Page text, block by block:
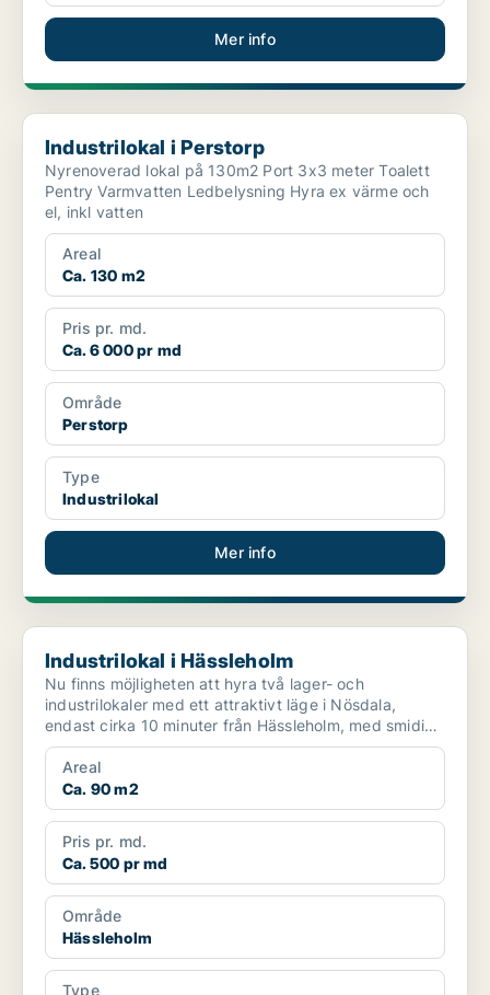
Mer info
Industrilokal i Perstorp
Industrilokal i Perstorp
Nyrenoverad lokal på 130m2 Port 3x3 meter Toalett
Pentry Varmvatten Ledbelysning Hyra ex värme och
el, inkl vatten
Areal
Ca. 130 m2
Pris pr. md.
Ca. 6 000 pr md
Område
Perstorp
Type
Industrilokal
Mer info
Industrilokal i Hässleholm
Industrilokal i Hässleholm
Nu finns möjligheten att hyra två lager- och
industrilokaler med ett attraktivt läge i Nösdala,
endast cirka 10 minuter från Hässleholm, med smidig
anslutnin...
Areal
Ca. 90 m2
Pris pr. md.
Ca. 500 pr md
Område
Hässleholm
Type